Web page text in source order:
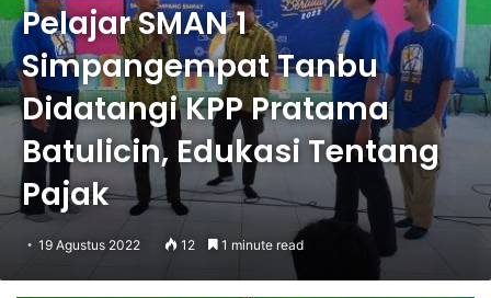
Pelajar SMAN 1
Simpangempat Tanbu
Didatangi KPP Pratama
Batulicin, Edukasi Tentang
Pajak
19 Agustus 2022 12 1 minute read